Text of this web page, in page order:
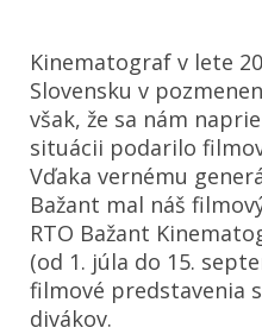
Kinematograf v lete
Slovensku v
však, že sa nám
situácii podarilo
Vďaka vernému
Bažant mal náš
RTO Bažant
(od 1. júla do 15.
filmové predstavenia
divákov.